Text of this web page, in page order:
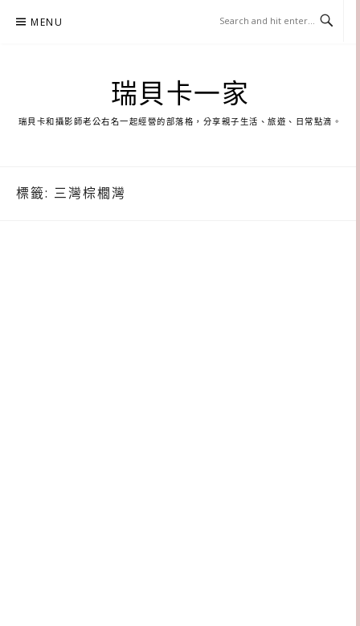
MENU
瑞貝卡一家
瑞貝卡和攝影師老公右名一起經營的部落格，分享親子生活、旅遊、日常點滴。
標籤: 三灣棕櫚灣